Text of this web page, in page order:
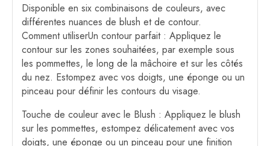
Disponible en six combinaisons de couleurs, avec
différentes nuances de blush et de contour.
Comment utiliserUn contour parfait : Appliquez le
contour sur les zones souhaitées, par exemple sous
les pommettes, le long de la mâchoire et sur les côtés
du nez. Estompez avec vos doigts, une éponge ou un
pinceau pour définir les contours du visage.
Touche de couleur avec le Blush : Appliquez le blush
sur les pommettes, estompez délicatement avec vos
doigts, une éponge ou un pinceau pour une finition